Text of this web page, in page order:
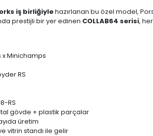
iş birliğiylehazırlanan bu özel model,
prestijli bir yer edinen COLLAB64 serisi,
Minichamps
RS
RS
gövde + plastik parçalar
üretim
vitrin standı ile gelir